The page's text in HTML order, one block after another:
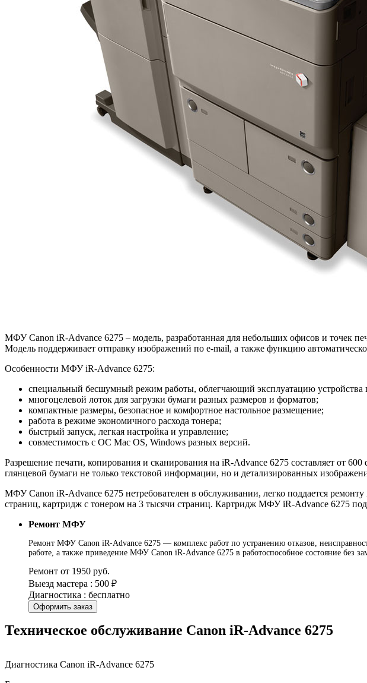
МФУ Canon iR-Advance 6275 – модель, разработанная для небольших офисов и точек
Модель поддерживает отправку изображений по e-mail, а также функцию
Особенности МФУ iR-Advance 6275:
специальный бесшумный режим работы, облегчающий эксплуатацию устройства
многоцелевой лоток для загрузки бумаги разных размеров и форматов;
компактные размеры, безопасное и комфортное настольное размещение;
работа в режиме экономичного расхода тонера;
быстрый запуск, легкая настройка и управление;
совместимость с ОС Mac OS, Windows разных версий.
Разрешение печати, копирования и сканирования на iR-Advance 6275 составляет от
глянцевой бумаги не только текстовой информации, но и детализированных
МФУ Canon iR-Advance 6275 нетребователен в обслуживании, легко поддается
страниц, картридж с тонером на 3 тысячи страниц. Картридж МФУ iR-Advance 6275
Ремонт МФУ
Ремонт МФУ Canon iR-Advance 6275 — комплекс работ по устранению отказов,
работе, а также приведение МФУ Canon iR-Advance 6275 в работоспособное состояние без
Ремонт от 1950 руб.
Выезд мастера : 500 ₽
Диагностика : бесплатно
Оформить заказ
Техническое обслуживание Canon iR-Advance 6275
Диагностика Canon iR-Advance 6275